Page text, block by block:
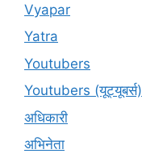
Vyapar
Yatra
Youtubers
Youtubers (यूट्यूबर्स)
अधिकारी
अभिनेता